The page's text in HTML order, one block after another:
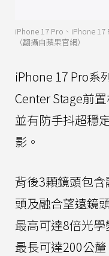
iPhone 17 Pro、iPhone
（翻攝自蘋果官網）
iPhone 17 Pro系
Center Stage前
並有防手抖超穩
影。
背後3顆鏡頭包
頭及融合望遠鏡
最高可達8倍光
最長可達200公